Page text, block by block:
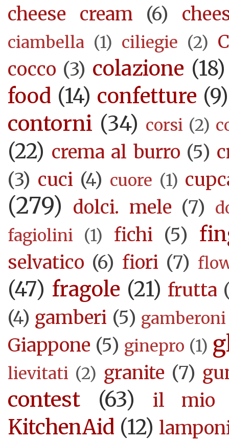
cheese cream (6)
ciambella (1) ciliegie (2)
cocco (3) colazione (18)
food (14) confetture (9)
contorni (34) corsi (2)
(22) crema al burro (5)
(3) cuci (4) cuore (1)
(279) dolci. mele (7)
fagiolini (1) fichi (5)
selvatico (6) fiori (7)
(47) fragole (21) frutta
(4) gamberi (5) gamberoni
Giappone (5) ginepro (1)
lievitati (2) granite (7)
contest (63) il mio
KitchenAid (12)